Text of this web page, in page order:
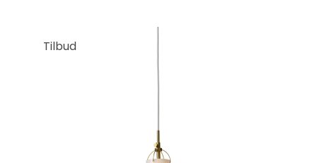
Tilbud